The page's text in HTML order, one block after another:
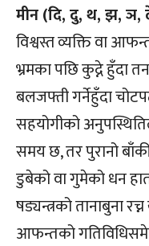
मीन (दि, दु, थ, झ, ञ,
विश्वस्त व्यक्ति वा
भ्रमका पछि कुद्ने हुँदा
बलजफ्ती गर्नेहुँदा
सहयोगीको
समय छ, तर पुरानो
डुबेको वा गुमेको धन
षड्यन्त्रको तानाबुना
आफन्तको